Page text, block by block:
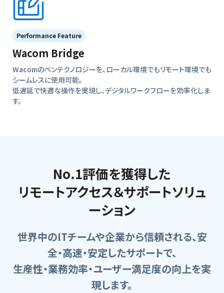
Performance Feature
Wacom Bridge
Wacomのペンテクノロジーを、ローカル環境でもリモート環境でも
シームレスに使用可能。
低遅延で快適な操作を実現し、デジタルワークフローを効率化しま
す。
No.1評価を獲得した
リモートアクセス＆サポートソリュ
ーション
世界中のITチームや企業から信頼される、安
全・高速・安定したサポートで、
生産性・業務効率・ユーザー満足度の向上を実
現します。